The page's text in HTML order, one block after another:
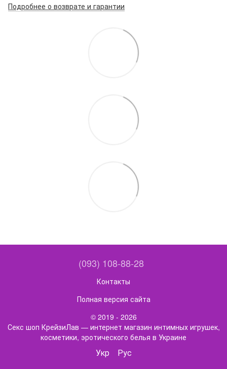
Подробнее о возврате и гарантии
(093) 108-88-28
Контакты
Полная версия сайта
© 2019 - 2026
Секс шоп КрейзиЛав — интернет магазин интимных игрушек,
косметики, эротического белья в Украине
Укр Рус